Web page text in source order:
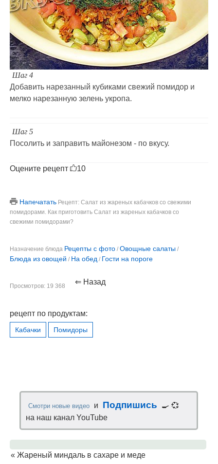
Шаг 4
Добавить нарезанный кубиками свежий помидор и
мелко нарезанную зелень укропа.
Шаг 5
Посолить и заправить майонезом - по вкусу.
Оцените рецепт 10
Напечатать Рецепт: Салат из жареных кабачков со свежими
помидорами. Как приготовить Салат из жареных кабачков со
свежими помидорами?
Назначение блюда Рецепты с фото / Овощные салаты /
Блюда из овощей / На обед / Гости на пороге
Просмотров: 19 368 ⇐ Назад
рецепт по продуктам:
Кабачки Помидоры
Смотри новые видео и Подпишись
🍳 💞
на наш канал YouTube
« Жареный миндаль в сахаре и меде